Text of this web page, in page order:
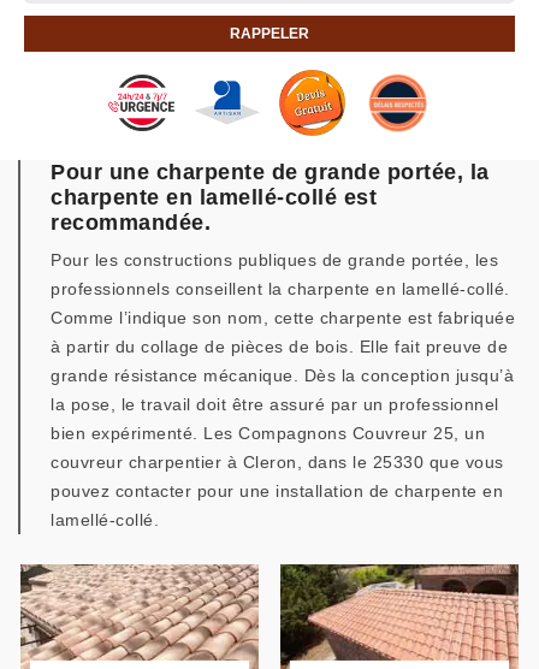
Pour une charpente de grande portée, la
charpente en lamellé-collé est
recommandée.
Pour les constructions publiques de grande portée, les
professionnels conseillent la charpente en lamellé-collé.
Comme l’indique son nom, cette charpente est fabriquée
à partir du collage de pièces de bois. Elle fait preuve de
grande résistance mécanique. Dès la conception jusqu’à
la pose, le travail doit être assuré par un professionnel
bien expérimenté. Les Compagnons Couvreur 25, un
couvreur charpentier à Cleron, dans le 25330 que vous
pouvez contacter pour une installation de charpente en
lamellé-collé.